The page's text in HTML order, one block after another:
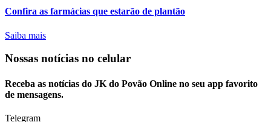
Confira as farmácias que estarão de plantão
Saiba mais
Nossas notícias no celular
Receba as notícias do JK do Povão Online no seu app favorito
de mensagens.
Telegram